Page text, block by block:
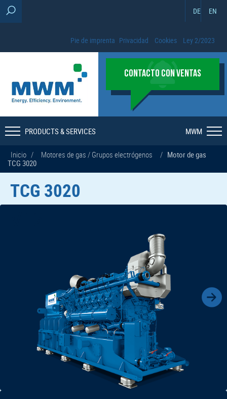
DE EN
Pie de imprenta Privacidad Cookies Ley 2/2023
CONTACTO CON VENTAS
PRODUCTS & SERVICES MWM
Inicio / Motores de gas / Grupos electrógenos / Motor de gas
TCG 3020
TCG 3020